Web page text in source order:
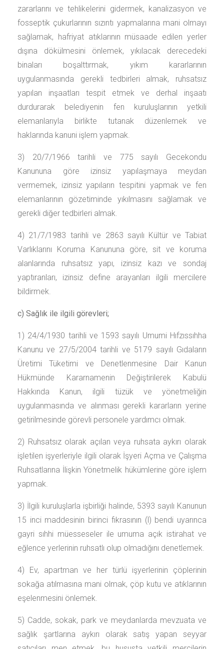
zararlarını ve tehlikelerini gidermek, kanalizasyon ve
fosseptik çukurlarının sızıntı yapmalarına mani olmayı
sağlamak, hafriyat atıklarının müsaade edilen yerler
dışına dökülmesini önlemek, yıkılacak derecedeki
binaları boşalttırmak, yıkım kararlarının
uygulanmasında gerekli tedbirleri almak, ruhsatsız
yapılan inşaatları tespit etmek ve derhal inşaatı
durdurarak belediyenin fen kuruluşlarının yetkili
elemanlarıyla birlikte tutanak düzenlemek ve
haklarında kanuni işlem yapmak.
3) 20/7/1966 tarihli ve 775 sayılı Gecekondu
Kanununa göre izinsiz yapılaşmaya meydan
vermemek, izinsiz yapıların tespitini yapmak ve fen
elemanlarının gözetiminde yıkılmasını sağlamak ve
gerekli diğer tedbirleri almak.
4) 21/7/1983 tarihli ve 2863 sayılı Kültür ve Tabiat
Varlıklarını Koruma Kanununa göre, sit ve koruma
alanlarında ruhsatsız yapı, izinsiz kazı ve sondaj
yaptıranları, izinsiz define arayanları ilgili mercilere
bildirmek.
c) Sağlık ile ilgili görevleri;
1) 24/4/1930 tarihli ve 1593 sayılı Umumi Hıfzıssıhha
Kanunu ve 27/5/2004 tarihli ve 5179 sayılı Gıdaların
Üretimi Tüketimi ve Denetlenmesine Dair Kanun
Hükmünde Kararnamenin Değiştirilerek Kabulü
Hakkında Kanun, ilgili tüzük ve yönetmeliğin
uygulanmasında ve alınması gerekli kararların yerine
getirilmesinde görevli personele yardımcı olmak.
2) Ruhsatsız olarak açılan veya ruhsata aykırı olarak
işletilen işyerleriyle ilgili olarak İşyeri Açma ve Çalışma
Ruhsatlarına İlişkin Yönetmelik hükümlerine göre işlem
yapmak.
3) İlgili kuruluşlarla işbirliği halinde, 5393 sayılı Kanunun
15 inci maddesinin birinci fıkrasının (l) bendi uyarınca
gayri sıhhi müesseseler ile umuma açık istirahat ve
eğlence yerlerinin ruhsatlı olup olmadığını denetlemek.
4) Ev, apartman ve her türlü işyerlerinin çöplerinin
sokağa atılmasına mani olmak, çöp kutu ve atıklarının
eşelenmesini önlemek.
5) Cadde, sokak, park ve meydanlarda mevzuata ve
sağlık şartlarına aykırı olarak satış yapan seyyar